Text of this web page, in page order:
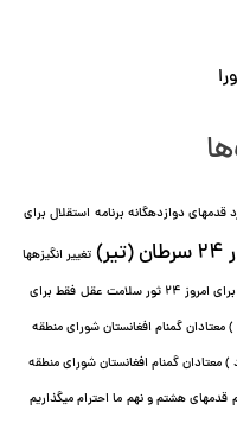
قدمهای دوازده⁯گانه برنامه استقلال برای
تغییر انگیزه⁯ها
24 ثور سلامت عقل
فقط برای
( اردیبهشت ) معتادان گمنام افغانستان شورای منطقه
جوزا ( خرداد ) معتادان گمنام افغانستان شورای منطقه
قدمهای هشتم و نهم ما احترام میگذاریم